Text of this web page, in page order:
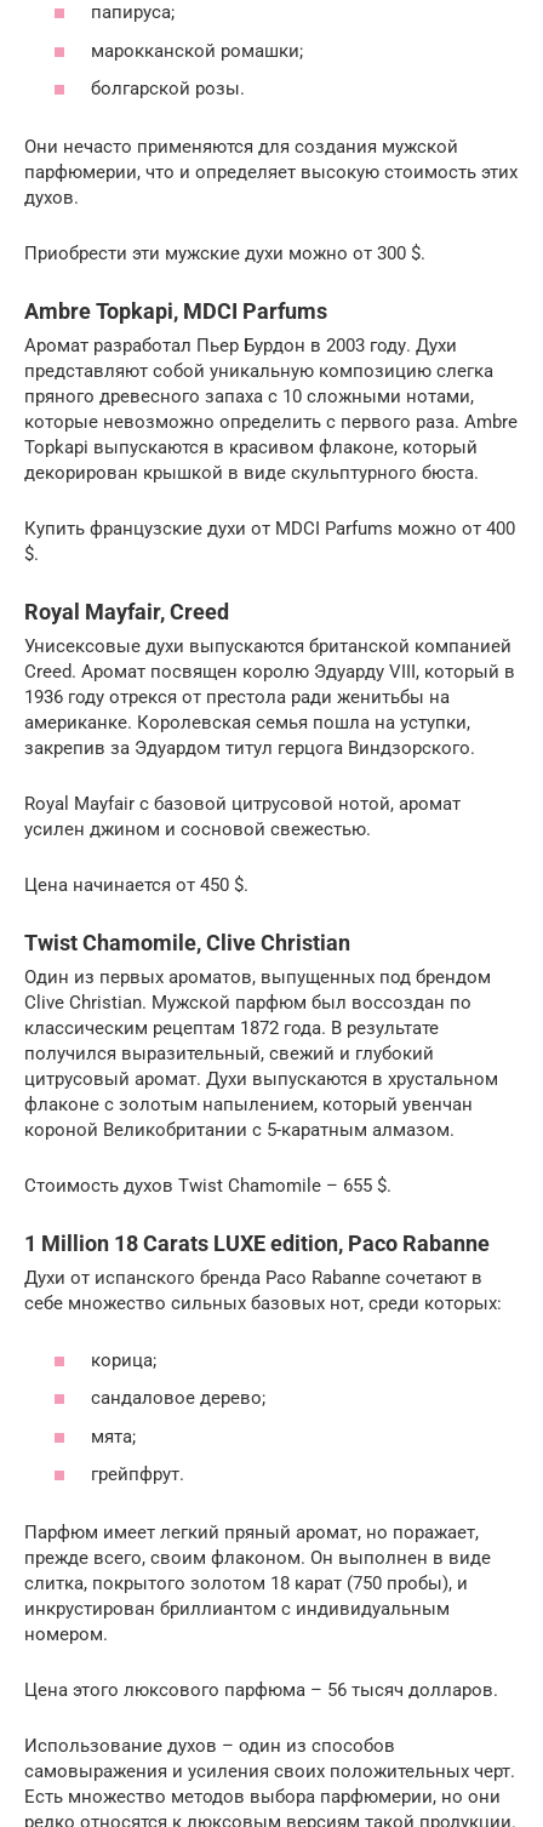
папируса;
марокканской ромашки;
болгарской розы.
Они нечасто применяются для создания мужской
парфюмерии, что и определяет высокую стоимость этих
духов.
Приобрести эти мужские духи можно от 300 $.
Ambre Topkapi, MDCI Parfums
Аромат разработал Пьер Бурдон в 2003 году. Духи
представляют собой уникальную композицию слегка
пряного древесного запаха с 10 сложными нотами,
которые невозможно определить с первого раза. Ambre
Topkapi выпускаются в красивом флаконе, который
декорирован крышкой в виде скульптурного бюста.
Купить французские духи от MDCI Parfums можно от 400
$.
Royal Mayfair, Creed
Унисексовые духи выпускаются британской компанией
Creed. Аромат посвящен королю Эдуарду VIII, который в
1936 году отрекся от престола ради женитьбы на
американке. Королевская семья пошла на уступки,
закрепив за Эдуардом титул герцога Виндзорского.
Royal Mayfair с базовой цитрусовой нотой, аромат
усилен джином и сосновой свежестью.
Цена начинается от 450 $.
Twist Chamomile, Clive Christian
Один из первых ароматов, выпущенных под брендом
Clive Christian. Мужской парфюм был воссоздан по
классическим рецептам 1872 года. В результате
получился выразительный, свежий и глубокий
цитрусовый аромат. Духи выпускаются в хрустальном
флаконе с золотым напылением, который увенчан
короной Великобритании с 5-каратным алмазом.
Стоимость духов Twist Chamomile – 655 $.
1 Million 18 Carats LUXE edition, Paco Rabanne
Духи от испанского бренда Paco Rabanne сочетают в
себе множество сильных базовых нот, среди которых:
корица;
сандаловое дерево;
мята;
грейпфрут.
Парфюм имеет легкий пряный аромат, но поражает,
прежде всего, своим флаконом. Он выполнен в виде
слитка, покрытого золотом 18 карат (750 пробы), и
инкрустирован бриллиантом с индивидуальным
номером.
Цена этого люксового парфюма – 56 тысяч долларов.
Использование духов – один из способов
самовыражения и усиления своих положительных черт.
Есть множество методов выбора парфюмерии, но они
редко относятся к люксовым версиям такой продукции.